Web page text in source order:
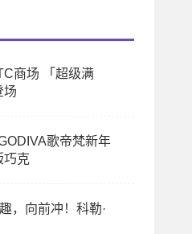
商场 「超级满
场
歌帝梵新年
巧克
，向前冲！科勒·